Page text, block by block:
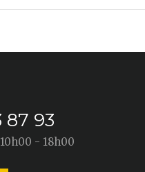
87 93
- 18h00